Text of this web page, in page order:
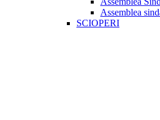
Assemblea
SCIOPERI